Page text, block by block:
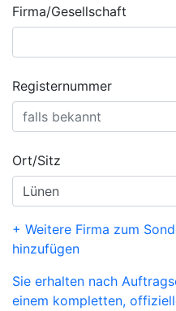
Firma/Gesellschaft
Registernummer
Ort/Sitz
+ Weitere Firma zum
hinzufügen
Sie erhalten nach
einem kompletten,